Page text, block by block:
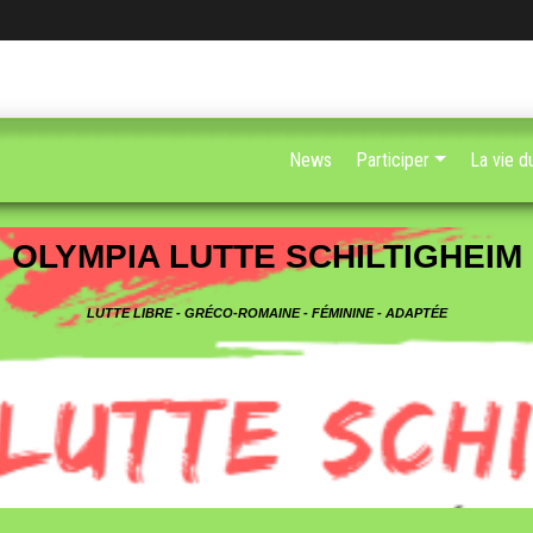
OLYMPIA LUTTE SCHILTIGHEIM
LUTTE LIBRE - GRÉCO-ROMAINE - FÉMININE - ADAPTÉE
News Participer La vie